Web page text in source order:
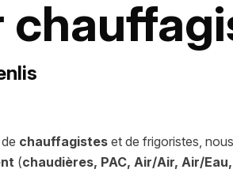
chauffagistes et de frigoristes,
(chaudières, PAC, Air/Air, Air/Eau,